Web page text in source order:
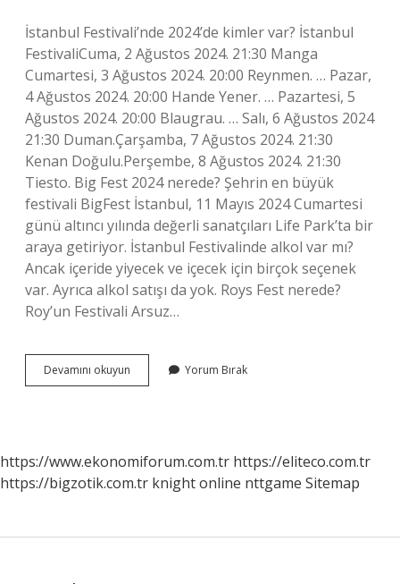
İstanbul Festivali’nde 2024’de kimler var? İstanbul
FestivaliCuma, 2 Ağustos 2024. 21:30 Manga
Cumartesi, 3 Ağustos 2024. 20:00 Reynmen. … Pazar,
4 Ağustos 2024. 20:00 Hande Yener. … Pazartesi, 5
Ağustos 2024. 20:00 Blaugrau. … Salı, 6 Ağustos 2024
21:30 Duman.Çarşamba, 7 Ağustos 2024. 21:30
Kenan Doğulu.Perşembe, 8 Ağustos 2024. 21:30
Tiesto. Big Fest 2024 nerede? Şehrin en büyük
festivali BigFest İstanbul, 11 Mayıs 2024 Cumartesi
günü altıncı yılında değerli sanatçıları Life Park’ta bir
araya getiriyor. İstanbul Festivalinde alkol var mı?
Ancak içeride yiyecek ve içecek için birçok seçenek
var. Ayrıca alkol satışı da yok. Roys Fest nerede?
Roy’un Festivali Arsuz…
Devamını okuyun
Fest
Yorum Bırak
https://www.ekonomiforum.com.tr https://eliteco.com.tr
https://bigzotik.com.tr knight online nttgame Sitemap